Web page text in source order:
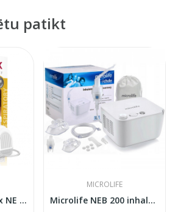
patikt
inhalators Rossmax NE 100
MICROLIFE
Microlife NEB 200 inhalators